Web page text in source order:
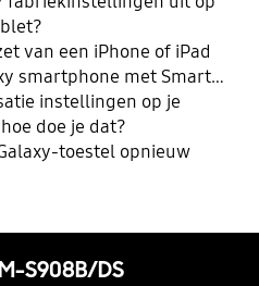
van een iPhone of iPad
smartphone met Smart
instellingen op je
doe je dat?
toestel opnieuw
S908B/DS